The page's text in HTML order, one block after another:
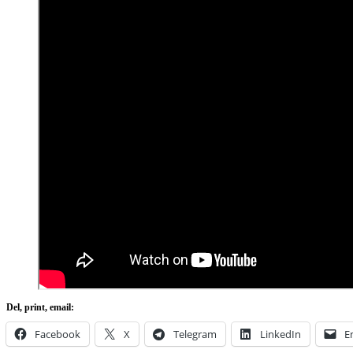
Del, print, email:
Facebook X Telegram LinkedIn